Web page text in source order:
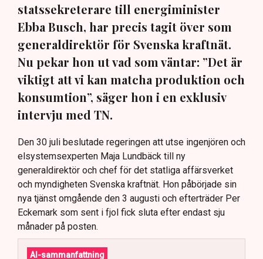
statssekreterare till energiminister
Ebba Busch, har precis tagit över som
generaldirektör för Svenska kraftnät.
Nu pekar hon ut vad som väntar: ”Det är
viktigt att vi kan matcha produktion och
konsumtion”, säger hon i en exklusiv
intervju med TN.
Den 30 juli beslutade regeringen att utse ingenjören och
elsystemsexperten Maja Lundbäck till ny
generaldirektör och chef för det statliga affärsverket
och myndigheten Svenska kraftnät. Hon påbörjade sin
nya tjänst omgående den 3 augusti och efterträder Per
Eckemark som sent i fjol fick sluta efter endast sju
månader på posten.
AI-sammanfattning